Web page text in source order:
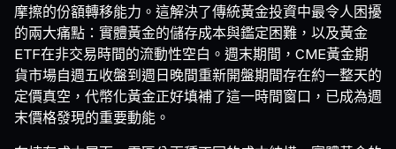
摩擦的份額轉移能力。這解決了傳統黃金投資中最令人困擾
的兩大痛點：實體黃金的儲存成本與鑑定困難，以及黃金
ETF在非交易時間的流動性空白。週末期間，CME黃金期
貨市場自週五收盤到週日晚間重新開盤期間存在約一整天的
定價真空，代幣化黃金正好填補了這一時間窗口，已成為週
末價格發現的重要動能。